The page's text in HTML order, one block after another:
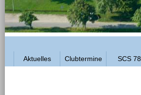
Aktuelles Clubtermine SCS 78